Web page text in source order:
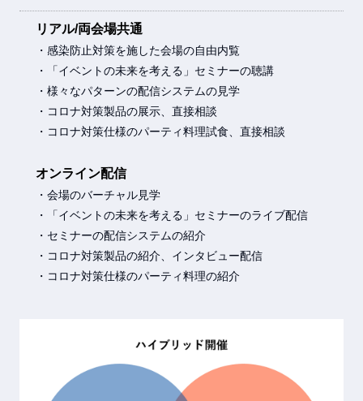
リアル/両会場共通
・感染防止対策を施した会場の自由内覧
・「イベントの未来を考える」セミナーの聴講
・様々なパターンの配信システムの見学
・コロナ対策製品の展示、直接相談
・コロナ対策仕様のパーティ料理試食、直接相談
オンライン配信
・会場のバーチャル見学
・「イベントの未来を考える」セミナーのライブ配信
・セミナーの配信システムの紹介
・コロナ対策製品の紹介、インタビュー配信
・コロナ対策仕様のパーティ料理の紹介